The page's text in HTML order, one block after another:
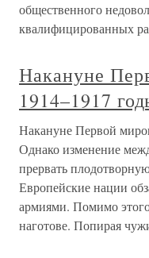
общественного
квалифицированных
Накануне
1914–1917
Накануне Первой
Однако изменение
прервать
Европейские нации
армиями. Помимо
наготове. Попирая